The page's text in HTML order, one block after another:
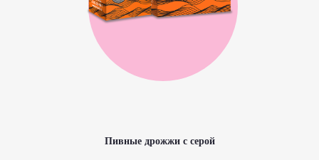
Пивные дрожжи с серой